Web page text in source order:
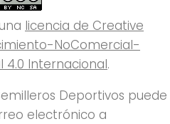
licencia de Creative
NoComercial-
4.0 Internacional.
Deportivos puede
electrónico a